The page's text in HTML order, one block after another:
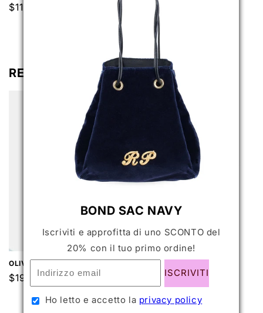
Prezzo
$116.00 USD
RELATED PRODUCTS
OLIVIER
Prezzo
listino
$195.00 USD
Prezzo
di
$140.00 USD
BOND SAC NAVY
Iscriviti e approfitta di uno SCONTO del
20% con il tuo primo ordine!
ISCRIVITI
Ho letto e accetto la privacy policy